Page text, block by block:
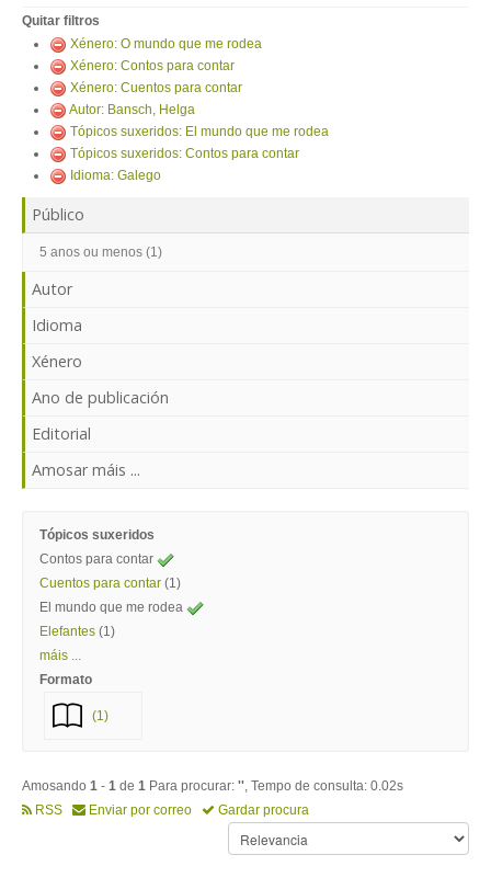
Quitar filtros
Xénero: O mundo que me rodea
Xénero: Contos para contar
Xénero: Cuentos para contar
Autor: Bansch, Helga
Tópicos suxeridos: El mundo que me rodea
Tópicos suxeridos: Contos para contar
Idioma: Galego
Público
5 anos ou menos (1)
Autor
Idioma
Xénero
Ano de publicación
Editorial
Amosar máis ...
Tópicos suxeridos
Contos para contar
Cuentos para contar (1)
El mundo que me rodea
Elefantes (1)
máis ...
Formato
(1)
Amosando 1 - 1 de 1 Para procurar: '', Tempo de consulta: 0.02s
RSS
Enviar por correo Gardar procura